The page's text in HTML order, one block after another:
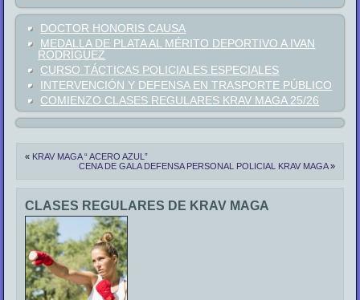
DOCTOR HONORIS CAUSA
MEDALLA DE PLATA AL MÉRITO DEPORTIVO A IVAN
RODRÍGUEZ
CURSO TÁCTICAS POLICIALES ESPECIALES
INTERVENCIÓN Y DEFENSA EN TRASPORTE PÚBLICO
COMIENZO CLASES REGULARES KRAV MAGA 25/26
« KRAV MAGA “ ACERO AZUL”
CENA DE GALA DEFENSA PERSONAL POLICIAL KRAV MAGA»
CLASES REGULARES DE KRAV MAGA